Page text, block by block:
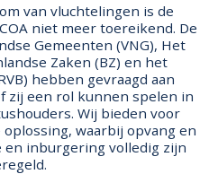
van vluchtelingen is de
niet meer toereikend. De
Gemeenten (VNG), Het
Zaken (BZ) en het
hebben gevraagd aan
zij een rol kunnen spelen in
Wij bieden voor
waarbij opvang en
inburgering volledig zijn